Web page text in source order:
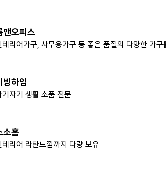
앤오피스
테리어가구, 사무용가구 등 좋은 품질의 다양한 가
빙하임
기자기 생활 소품 전문
소홈
테리어 라탄느낌까지 다량 보유